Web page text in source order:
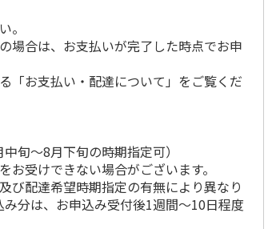
。
場合は、お支払いが完了した時点でお申
「お支払い・配達について」をご覧くだ
旬～8月下旬の時期指定可）
受けできない場合がございます。
び配達希望時期指定の有無により異なり
分は、お申込み受付後1週間～10日程度